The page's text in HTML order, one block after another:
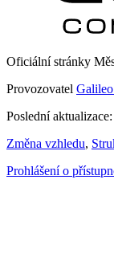
Oficiální stránky
Provozovatel
Poslední
Změna vzhledu,
Prohlášení o